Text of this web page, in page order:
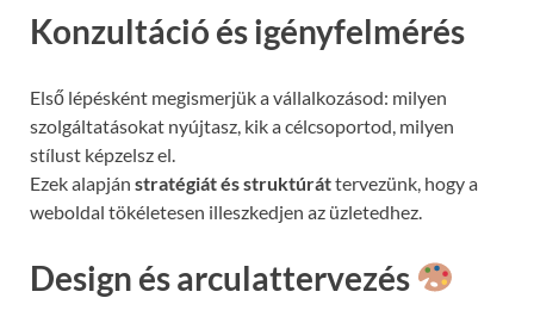
Konzultáció és igényfelmérés
Első lépésként megismerjük a vállalkozásod: milyen
szolgáltatásokat nyújtasz, kik a célcsoportod, milyen
stílust képzelsz el.
Ezek alapján stratégiát és struktúráttervezünk, hogy a
weboldal tökéletesen illeszkedjen az üzletedhez.
Design és arculattervezés